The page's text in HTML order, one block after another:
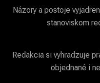
Názory a postoje
stanoviskom
Redakcia si vyhradzuje
objednané i